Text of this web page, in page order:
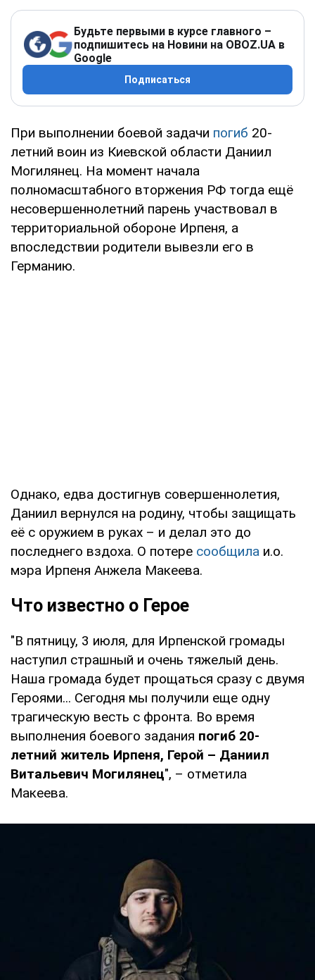
Будьте первыми в курсе главного –
подпишитесь на Новини на OBOZ.UA в
Google
Подписаться
При выполнении боевой задачи погиб 20-
летний воин из Киевской области Даниил
Могилянец. На момент начала
полномасштабного вторжения РФ тогда ещё
несовершеннолетний парень участвовал в
территориальной обороне Ирпеня, а
впоследствии родители вывезли его в
Германию.
Однако, едва достигнув совершеннолетия,
Даниил вернулся на родину, чтобы защищать
её с оружием в руках – и делал это до
последнего вздоха. О потере сообщила и.о.
мэра Ирпеня Анжела Макеева.
Что известно о Герое
"В пятницу, 3 июля, для Ирпенской громады
наступил страшный и очень тяжелый день.
Наша громада будет прощаться сразу с двумя
Героями... Сегодня мы получили еще одну
трагическую весть с фронта. Во время
выполнения боевого задания погиб 20-
летний житель Ирпеня, Герой – Даниил
Витальевич Могилянец", – отметила
Макеева.